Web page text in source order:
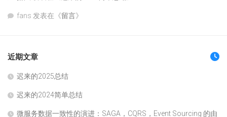
fans 发表在《留言》
近期文章
迟来的2025总结
迟来的2024简单总结
微服务数据一致性的演进：SAGA，CQRS，Event Sourcing 的由